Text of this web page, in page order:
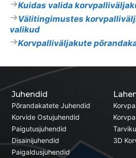
Kuidas valida
Välitingimustes
valikud
Korvpalliväljakute
3D
Juhendid
Põrandakatete Juhendid
Korvide Ostujuhendid
Paigutusjuhendid
Disainijuhendid
Paigaldusjuhendid